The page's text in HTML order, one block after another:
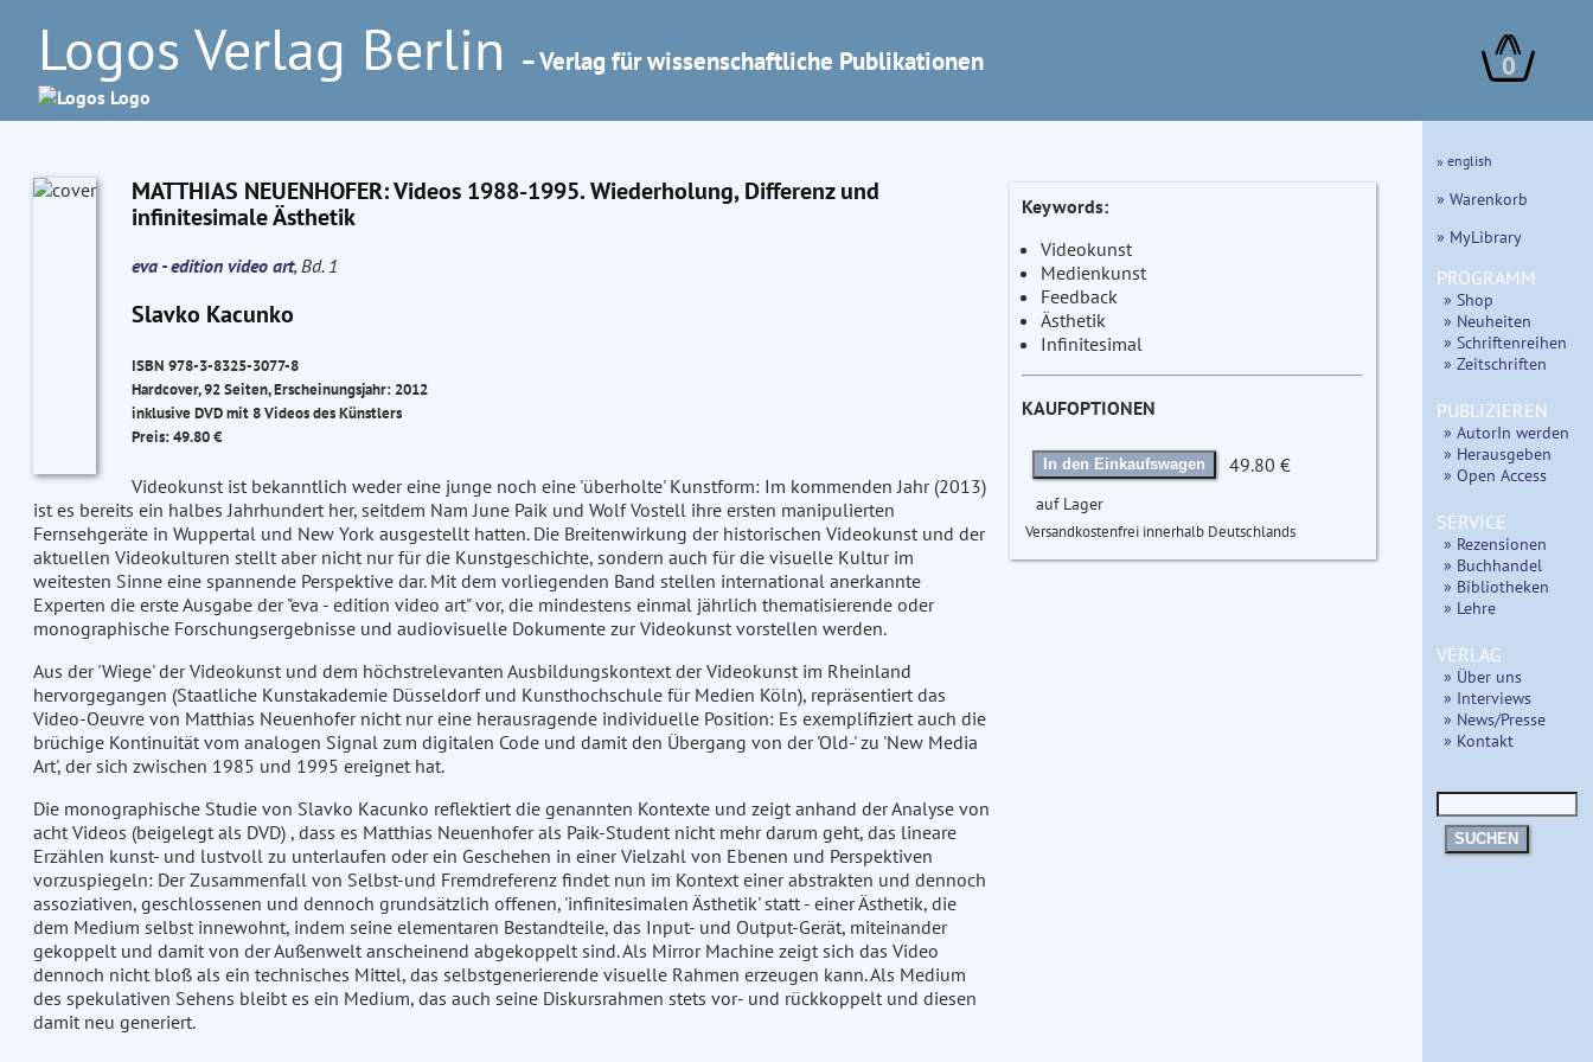
Logos Verlag Berlin – Verlag für wissenschaftliche Publikationen 0
MATTHIAS NEUENHOFER: Videos 1988-1995. Wiederholung, Differenz und
infinitesimale Ästhetik
eva - edition video art, Bd. 1
Slavko Kacunko
ISBN 978-3-8325-3077-8
Hardcover, 92 Seiten, Erscheinungsjahr: 2012
inklusive DVD mit 8 Videos des Künstlers
Preis: 49.80 €
Videokunst ist bekanntlich weder eine junge noch eine 'überholte' Kunstform: Im kommenden Jahr (2013)
ist es bereits ein halbes Jahrhundert her, seitdem Nam June Paik und Wolf Vostell ihre ersten manipulierten
Fernsehgeräte in Wuppertal und New York ausgestellt hatten. Die Breitenwirkung der historischen Videokunst und der
aktuellen Videokulturen stellt aber nicht nur für die Kunstgeschichte, sondern auch für die visuelle Kultur im
weitesten Sinne eine spannende Perspektive dar. Mit dem vorliegenden Band stellen international anerkannte
Experten die erste Ausgabe der "eva - edition video art" vor, die mindestens einmal jährlich thematisierende oder
monographische Forschungsergebnisse und audiovisuelle Dokumente zur Videokunst vorstellen werden.
Aus der 'Wiege' der Videokunst und dem höchstrelevanten Ausbildungskontext der Videokunst im Rheinland
hervorgegangen (Staatliche Kunstakademie Düsseldorf und Kunsthochschule für Medien Köln), repräsentiert das
Video-Oeuvre von Matthias Neuenhofer nicht nur eine herausragende individuelle Position: Es exemplifiziert auch die
brüchige Kontinuität vom analogen Signal zum digitalen Code und damit den Übergang von der 'Old-' zu 'New Media
Art', der sich zwischen 1985 und 1995 ereignet hat.
Die monographische Studie von Slavko Kacunko reflektiert die genannten Kontexte und zeigt anhand der Analyse von
acht Videos (beigelegt als DVD) , dass es Matthias Neuenhofer als Paik-Student nicht mehr darum geht, das lineare
Erzählen kunst- und lustvoll zu unterlaufen oder ein Geschehen in einer Vielzahl von Ebenen und Perspektiven
vorzuspiegeln: Der Zusammenfall von Selbst-und Fremdreferenz findet nun im Kontext einer abstrakten und dennoch
assoziativen, geschlossenen und dennoch grundsätzlich offenen, 'infinitesimalen Ästhetik' statt - einer Ästhetik, die
dem Medium selbst innewohnt, indem seine elementaren Bestandteile, das Input- und Output-Gerät, miteinander
gekoppelt und damit von der Außenwelt anscheinend abgekoppelt sind. Als Mirror Machine zeigt sich das Video
dennoch nicht bloß als ein technisches Mittel, das selbstgenerierende visuelle Rahmen erzeugen kann. Als Medium
des spekulativen Sehens bleibt es ein Medium, das auch seine Diskursrahmen stets vor- und rückkoppelt und diesen
damit neu generiert.
Keywords:
Videokunst
Medienkunst
Feedback
Ästhetik
Infinitesimal
KAUFOPTIONEN
In den Einkaufswagen 49.80 €
auf Lager
Versandkostenfrei innerhalb Deutschlands
» english
» Warenkorb
» MyLibrary
PROGRAMM
» Shop
» Neuheiten
» Schriftenreihen
» Zeitschriften
PUBLIZIEREN
» AutorIn werden
» Herausgeben
» Open Access
SERVICE
» Rezensionen
» Buchhandel
» Bibliotheken
» Lehre
VERLAG
» Über uns
» Interviews
» News/Presse
» Kontakt
SUCHEN